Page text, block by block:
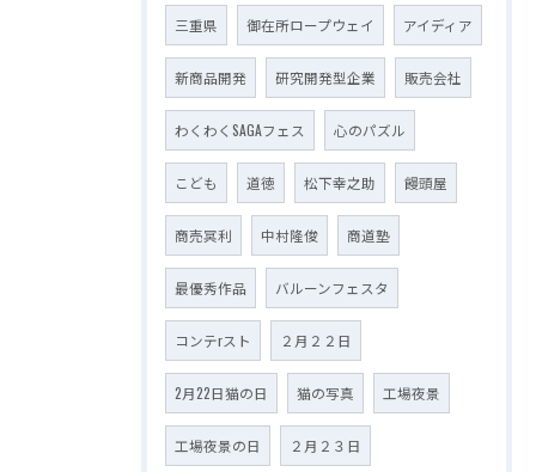
三重県 御在所ロープウェイ アイディア
新商品開発 研究開発型企業 販売会社
わくわくSAGAフェス 心のパズル
こども 道徳 松下幸之助 饅頭屋
商売冥利 中村隆俊 商道塾
最優秀作品 バルーンフェスタ
コンテrスト ２月２２日
2月22日猫の日 猫の写真 工場夜景
工場夜景の日 ２月２３日